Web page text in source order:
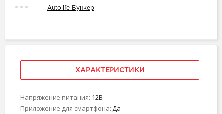
Autolife Бункер
ХАРАКТЕРИСТИКИ
Напряжение питания: 12В
Приложение для смартфона: Да